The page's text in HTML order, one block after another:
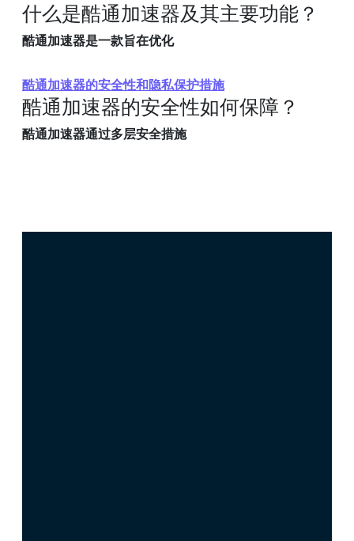
什么是酷通加速器及其主要功能？
酷通加速器是一款旨在优化
酷通加速器的安全性和隐私保护措施
酷通加速器的安全性如何保障？
酷通加速器通过多层安全措施